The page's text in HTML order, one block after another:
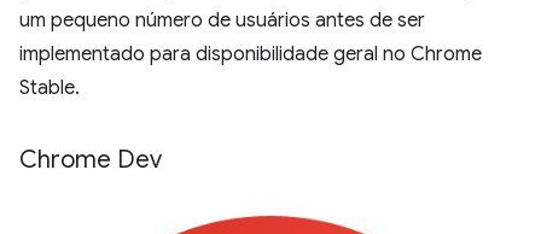
um pequeno número de usuários antes de ser
implementado para disponibilidade geral no Chrome
Stable.
Chrome Dev